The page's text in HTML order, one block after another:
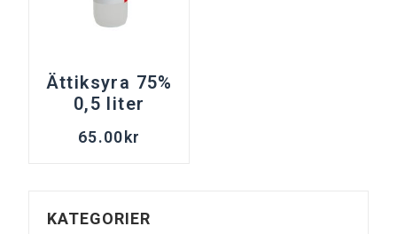
Ättiksyra 75%
0,5 liter
65.00 kr
KATEGORIER